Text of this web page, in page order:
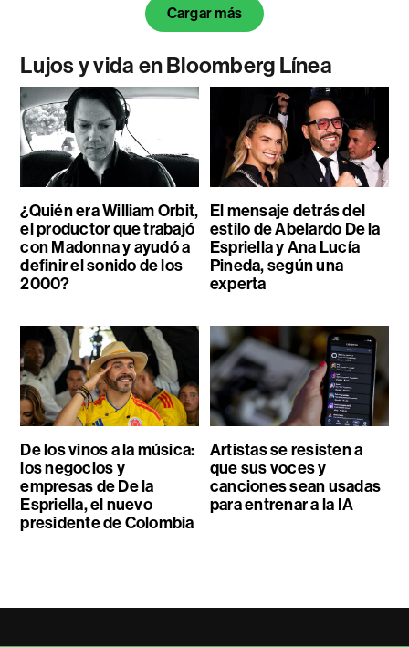
Cargar más
Lujos y vida en Bloomberg Línea
¿Quién era William Orbit,
el productor que trabajó
con Madonna y ayudó a
definir el sonido de los
2000?
El mensaje detrás del
estilo de Abelardo De la
Espriella y Ana Lucía
Pineda, según una
experta
De los vinos a la música:
los negocios y
empresas de De la
Espriella, el nuevo
presidente de Colombia
Artistas se resisten a
que sus voces y
canciones sean usadas
para entrenar a la IA